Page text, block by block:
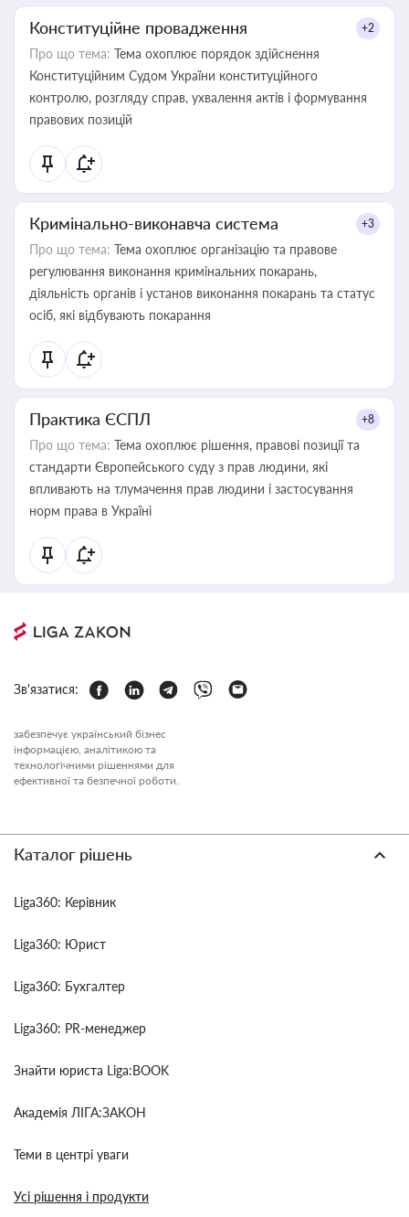
Конституційне провадження +2
Про що тема: Тема охоплює порядок здійснення
Конституційним Судом України конституційного
контролю, розгляду справ, ухвалення актів і формування
правових позицій
Кримінально-виконавча система +3
Про що тема: Тема охоплює організацію та правове
регулювання виконання кримінальних покарань,
діяльність органів і установ виконання покарань та статус
осіб, які відбувають покарання
Практика ЄСПЛ +8
Про що тема: Тема охоплює рішення, правові позиції та
стандарти Європейського суду з прав людини, які
впливають на тлумачення прав людини і застосування
норм права в Україні
Зв'язатися:
забезпечує український бізнес
інформацією, аналітикою та
технологічними рішеннями для
ефективної та безпечної роботи.
Каталог рішень
Liga360: Керівник
Liga360: Юрист
Liga360: Бухгалтер
Liga360: PR-менеджер
Знайти юриста Liga:BOOK
Академія ЛІГА:ЗАКОН
Теми в центрі уваги
Усі рішення і продукти